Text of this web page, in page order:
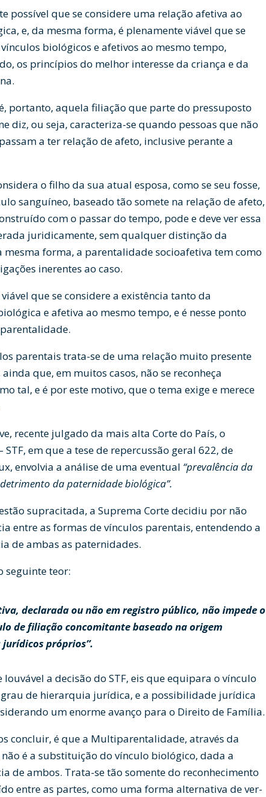
possível que se considere uma relação afetiva ao
e, da mesma forma, é plenamente viável que se
biológicos e afetivos ao mesmo tempo,
os princípios do melhor interesse da criança e da
portanto, aquela filiação que parte do pressuposto
diz, ou seja, caracteriza-se quando pessoas que não
a ter relação de afeto, inclusive perante a
o filho da sua atual esposa, como se seu fosse,
sanguíneo, baseado tão somete na relação de afeto,
com o passar do tempo, pode e deve ver essa
juridicamente, sem qualquer distinção da
mesma forma, a parentalidade socioafetiva tem como
inerentes ao caso.
que se considere a existência tanto da
e afetiva ao mesmo tempo, e é nesse ponto
parentais trata-se de uma relação muito presente
que, em muitos casos, não se reconheça
tal, e é por este motivo, que o tema exige e merece
recente julgado da mais alta Corte do País, o
em que a tese de repercussão geral 622, de
envolvia a análise de uma eventual “prevalência da
da paternidade biológica”.
supracitada, a Suprema Corte decidiu por não
entre as formas de vínculos parentais, entendendo a
de ambas as paternidades.
seguinte teor:
declarada ou não em registro público, não impede o
de filiação concomitante baseado na origem
próprios”.
a decisão do STF, eis que equipara o vínculo
de hierarquia jurídica, e a possibilidade jurídica
um enorme avanço para o Direito de Família.
concluir, é que a Multiparentalidade, através da
é a substituição do vínculo biológico, dada a
de ambos. Trata-se tão somente do reconhecimento
entre as partes, como uma forma alternativa de ver-